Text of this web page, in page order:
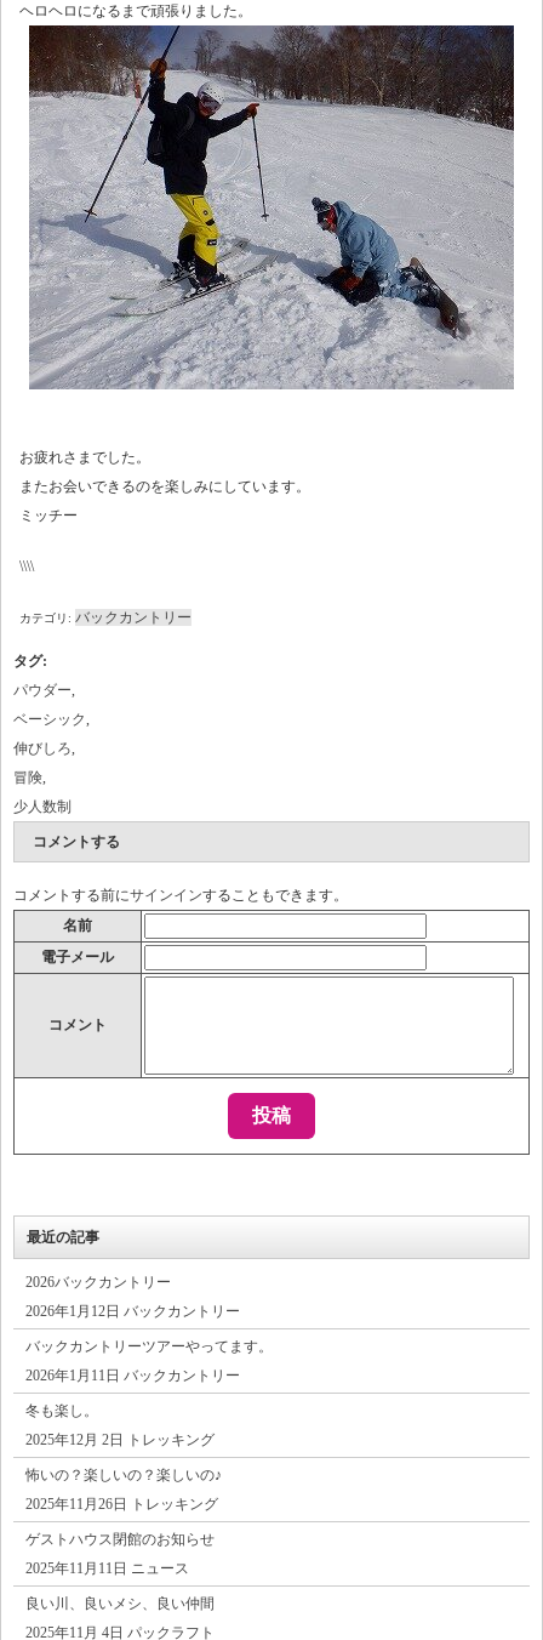
ヘロヘロになるまで頑張りました。
お疲れさまでした。
またお会いできるのを楽しみにしています。
ミッチー
\\\\
カテゴリ: バックカントリー
タグ:
パウダー
ベーシック
伸びしろ
冒険
少人数制
コメントする
コメントする前にサインインすることもできます。
名前
電子メール
コメント
最近の記事
2026バックカントリー
2026年1月12日 バックカントリー
バックカントリーツアーやってます。
2026年1月11日 バックカントリー
冬も楽し。
2025年12月 2日 トレッキング
怖いの？楽しいの？楽しいの♪
2025年11月26日 トレッキング
ゲストハウス閉館のお知らせ
2025年11月11日 ニュース
良い川、良いメシ、良い仲間
2025年11月 4日 パックラフト